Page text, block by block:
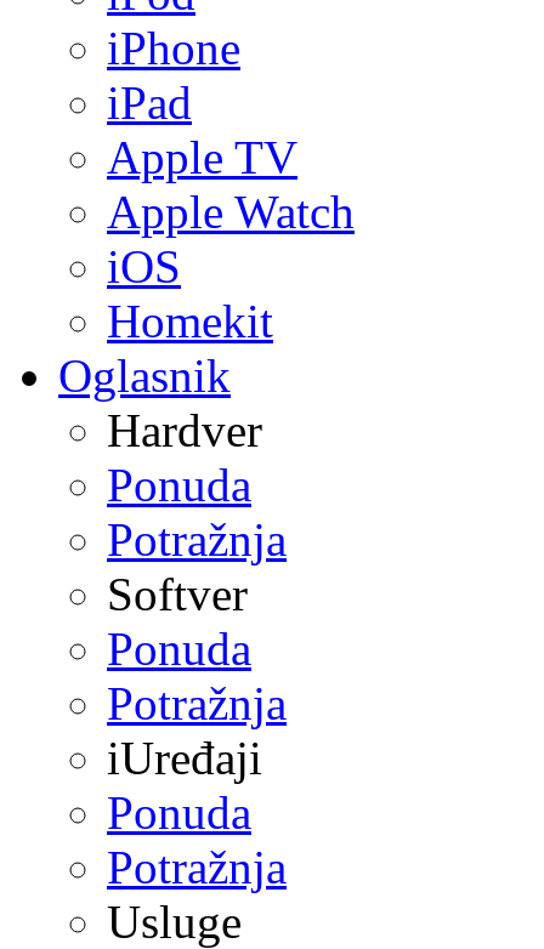
iPhone
iPad
Apple TV
Apple Watch
iOS
Homekit
Oglasnik
Hardver
Ponuda
Potražnja
Softver
Ponuda
Potražnja
iUređaji
Ponuda
Potražnja
Usluge